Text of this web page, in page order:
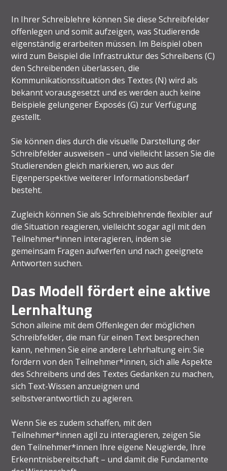
In Ihrer Schreiblehre können Sie diese Schreibfelder
offenlegen und somit aufzeigen, was Studierende
eigenständig erarbeiten müssen. Im Beispiel oben
wird zum Beispiel die Infrastruktur des Schreibens (C)
den Schreibenden überlassen, die
Kommunikationssituation des Textes (N) wird als
bekannt vorausgesetzt und es werden auch keine
Beispiele gelungener Exposés (G) zur Verfügung
gestellt.
Sie können dies durch die visuelle Darstellung der
Schreibfelder ausweisen – und vielleicht lassen Sie die
Studierenden gleich markieren, wo aus der
Eigenperspektive weiterer Informationsbedarf
besteht.
Zugleich können Sie als Schreiblehrende flexibler auf
die Situation reagieren, vielleicht sogar agil mit den
Teilnehmer*innen interagieren, indem sie
gemeinsam Fragen aufwerfen und nach geeignete
Antworten suchen.
Das Modell fördert eine aktive
Lernhaltung
Schon alleine mit dem Offenlegen der möglichen
Schreibfelder, die man für einen Text besprechen
kann, nehmen Sie eine andere Lehrhaltung ein: Sie
fordern von den Teilnehmer*innen, sich alle Aspekte
des Schreibens und des Textes Gedanken zu machen,
sich Text-Wissen anzueignen und
selbstverantwortlich zu agieren.
Wenn Sie es zudem schaffen, mit den
Teilnehmer*innen agil zu interagieren, zeigen Sie
den Teilnehmer*innen Ihre eigene Neugierde, Ihre
Erkenntnisbereitschaft – und damit die Fundamente